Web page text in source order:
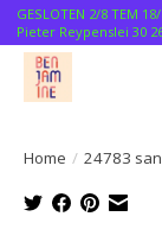
GESLOTEN 2/8 TEM
Pieter Reypenslei 30
Home / 24783